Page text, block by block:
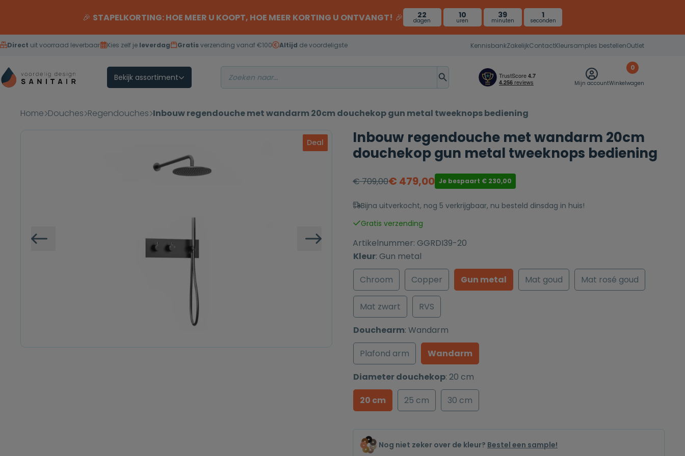
🎉 STAPELKORTING: HOE MEER U KOOPT, HOE MEER KORTING U ONTVANGT! 🎉 22
dagen
10
uren
39
minuten
0
seconden
Direct uit voorraad leverbaar Kies zelf je leverdag Gratisverzending vanaf €100 Altijd de voordeligste KennisbankZakelijkContactKleursamples bestellenOutlet
Bekijk assortiment
Mijn account
0
Winkelwagen
Home Douches Regendouches Inbouw regendouche met wandarm 20cm douchekop gun metal tweeknops bediening
Deal
Vorige Volgende
Inbouw regendouche met wandarm 20cm
douchekop gun metal tweeknops bediening
€709,00
Oorspronkelijke
prijs
was:
€ 709,00.
€ 479,00
Huidige
prijs
is:
€ 479,00.
Je bespaart €230,00
Bijna uitverkocht, nog 5 verkrijgbaar, nu besteld dinsdag in huis!
Gratis verzending
Artikelnummer: GGRDI39-20
Kleur: Gun metal
Chroom
Copper Gun metal Mat goud Mat rosé goud
Mat zwart
RVS
Douchearm: Wandarm
Plafond arm
Wandarm
Diameter douchekop: 20 cm
20 cm
25 cm 30 cm
Nog niet zeker over de kleur? Bestel een sample!